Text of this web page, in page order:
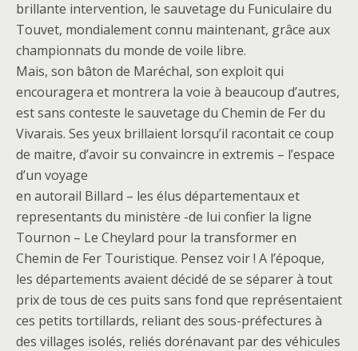
brillante intervention, le sauvetage du Funiculaire du
Touvet, mondialement connu maintenant, grâce aux
championnats du monde de voile libre.
Mais, son bâton de Maréchal, son exploit qui
encouragera et montrera la voie à beaucoup d’autres,
est sans conteste le sauvetage du Chemin de Fer du
Vivarais. Ses yeux brillaient lorsqu’il racontait ce coup
de maitre, d’avoir su convaincre in extremis – l’espace
d’un voyage
en autorail Billard – les élus départementaux et
representants du ministère -de lui confier la ligne
Tournon – Le Cheylard pour la transformer en
Chemin de Fer Touristique. Pensez voir ! A l’époque,
les départements avaient décidé de se séparer à tout
prix de tous de ces puits sans fond que représentaient
ces petits tortillards, reliant des sous-préfectures à
des villages isolés, reliés dorénavant par des véhicules